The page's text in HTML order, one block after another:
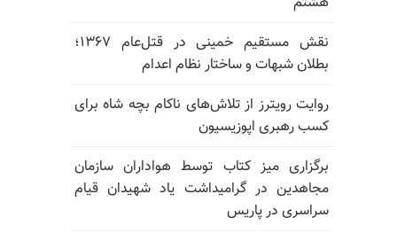
نقش مستقیم خمینی در قتل‌عام ۱۳۶۷؛
بطلان شبهات و ساختار نظام اعدام
روایت رویترز از تلاش‌های ناکام بچه شاه برای
کسب رهبری اپوزیسیون
برگزاری میز کتاب توسط هواداران سازمان
مجاهدین در گرامیداشت یاد شهیدان قیام
سراسری در پاریس